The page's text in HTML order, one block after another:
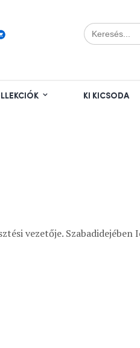
Search
for:
KI KICSODA
vezetője. Szabadidejében